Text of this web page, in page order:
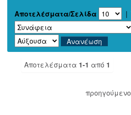
Αποτελέσματα/Σελίδα |
Αποτελέσματα 1-1 από 1
προηγούμενο